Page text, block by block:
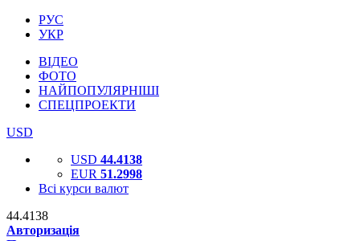
РУС
УКР
ВІДЕО
ФОТО
НАЙПОПУЛЯРНІШІ
СПЕЦПРОЕКТИ
USD
USD 44.4138
EUR 51.2998
Всі курси валют
44.4138
Авторизація